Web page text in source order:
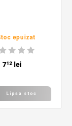
epuizat
712lei
Lipsa stoc